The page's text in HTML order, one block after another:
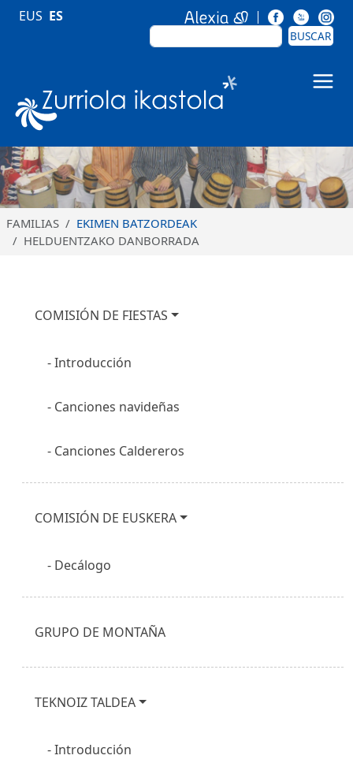
Pasar al contenido principal
BUSCAR
BUSCAR
EUS ES
FAMILIAS
EKIMEN BATZORDEAK
HELDUENTZAKO DANBORRADA
COMISIÓN DE FIESTAS
Introducción
Canciones navideñas
Canciones Caldereros
COMISIÓN DE EUSKERA
Decálogo
GRUPO DE MONTAÑA
TEKNOIZ TALDEA
Introducción